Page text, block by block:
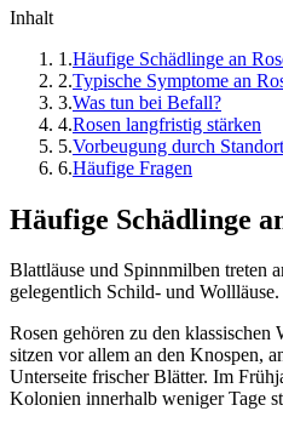
Inhalt
1 .Häufige Schädlinge an
2.Typische Symptome an
3.Was tun bei Befall?
4.Rosen langfristig stärken
5.Vorbeugung durch
6.Häufige Fragen
Häufige Schädlinge
Blattläuse und Spinnmilben treten
gelegentlich Schild- und Wollläuse.
Rosen gehören zu den
sitzen vor allem an den Knospen,
Unterseite frischer Blätter. Im
Kolonien innerhalb weniger Tage